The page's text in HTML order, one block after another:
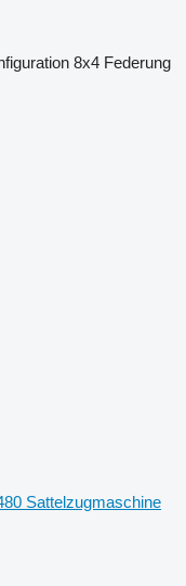
8x4 Federung
Sattelzugmaschine